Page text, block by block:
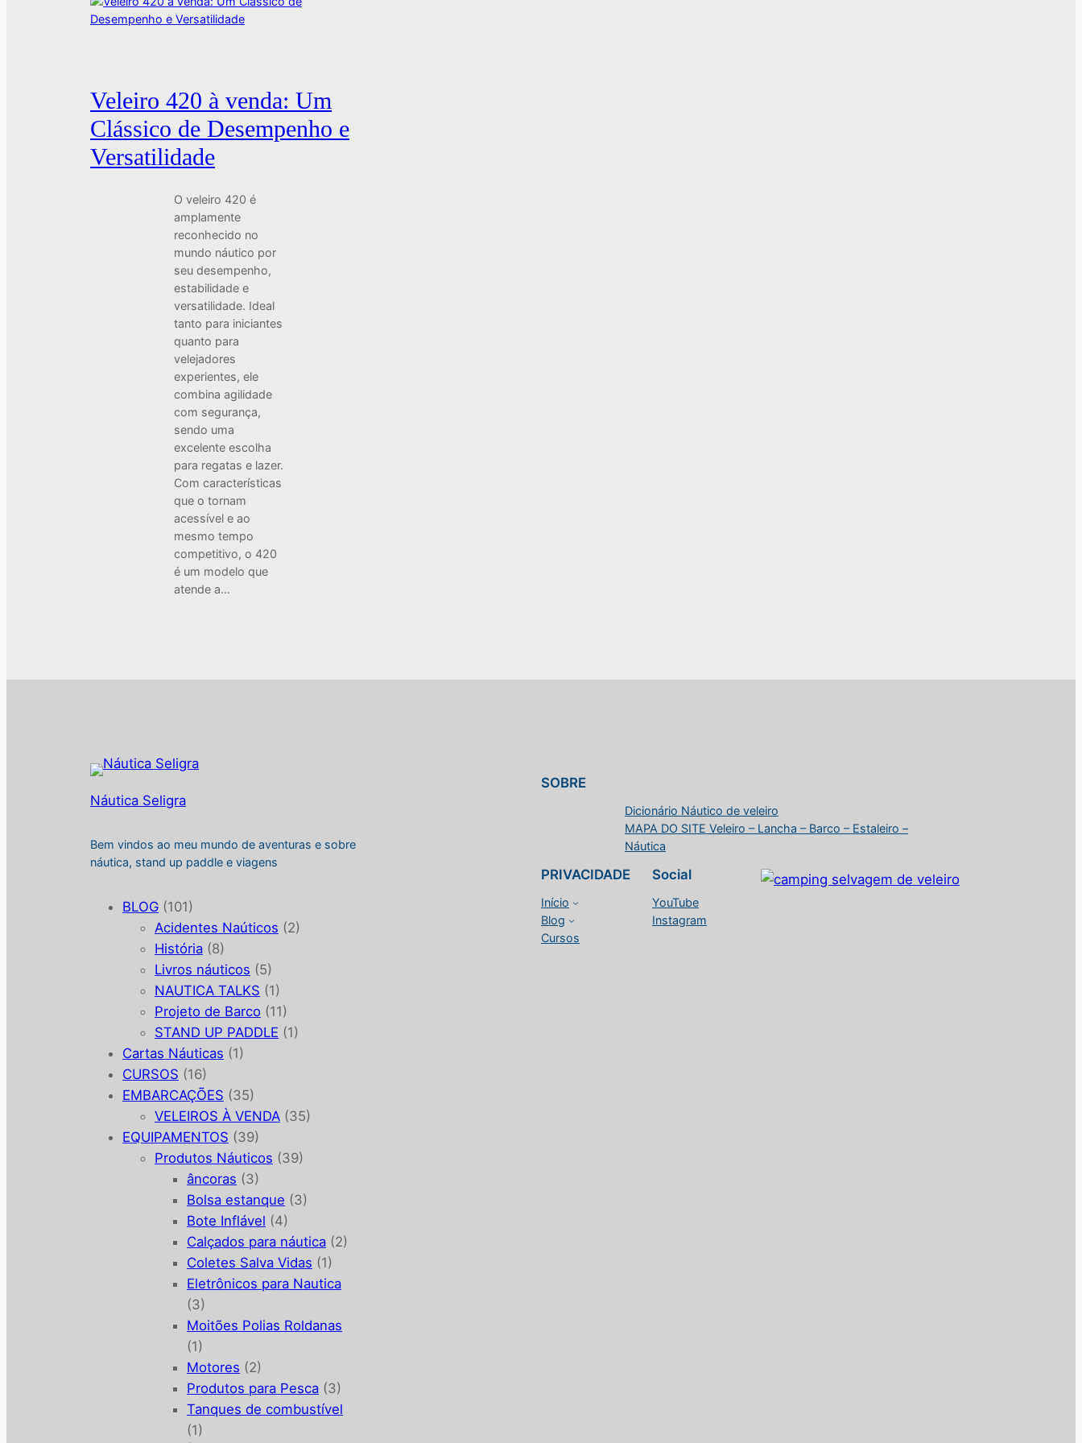
Veleiro 420 à venda: Um
Clássico de Desempenho e
Versatilidade
O veleiro 420 é
amplamente
reconhecido no
mundo náutico por
seu desempenho,
estabilidade e
versatilidade. Ideal
tanto para iniciantes
quanto para
velejadores
experientes, ele
combina agilidade
com segurança,
sendo uma
excelente escolha
para regatas e lazer.
Com características
que o tornam
acessível e ao
mesmo tempo
competitivo, o 420
é um modelo que
atende a…
Náutica Seligra
Bem vindos ao meu mundo de aventuras e sobre
náutica, stand up paddle e viagens
BLOG (101)
Acidentes Naúticos (2)
História (8)
Livros náuticos (5)
NAUTICA TALKS (1)
Projeto de Barco (11)
STAND UP PADDLE (1)
Cartas Náuticas (1)
CURSOS (16)
EMBARCAÇÕES (35)
VELEIROS À VENDA (35)
EQUIPAMENTOS (39)
Produtos Náuticos (39)
âncoras (3)
Bolsa estanque (3)
Bote Inflável (4)
Calçados para náutica (2)
Coletes Salva Vidas (1)
Eletrônicos para Nautica
(3)
Moitões Polias Roldanas
(1)
Motores (2)
Produtos para Pesca (3)
Tanques de combustível
(1)
SOBRE
Dicionário Náutico de veleiro
MAPA DO SITE Veleiro – Lancha – Barco – Estaleiro –
Náutica
PRIVACIDADE
Início
Blog
Cursos
Social
YouTube
Instagram